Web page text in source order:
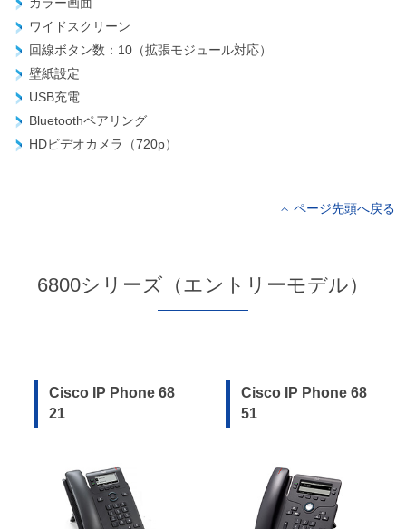
カラー画面
ワイドスクリーン
回線ボタン数：10（拡張モジュール対応）
壁紙設定
USB充電
Bluetoothペアリング
HDビデオカメラ（720p）
ページ先頭へ戻る
6800シリーズ（エントリーモデル）
Cisco IP Phone 68
21
Cisco IP Phone 68
51